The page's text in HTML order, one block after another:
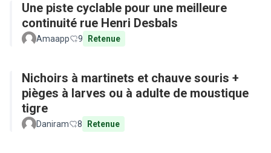
Une piste cyclable pour une meilleure
continuité rue Henri Desbals
Amaapp 9 Retenue
Nichoirs à martinets et chauve souris +
pièges à larves ou à adulte de moustique
tigre
Daniram 8 Retenue